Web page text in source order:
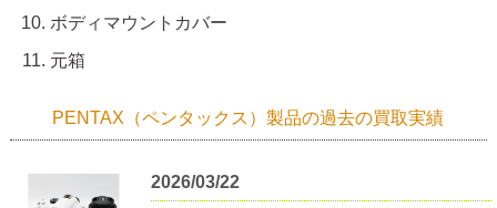
ボディマウントカバー
元箱
PENTAX（ペンタックス）製品の過去の買取実績
2026/03/22